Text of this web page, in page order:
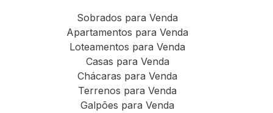
Sobrados para Venda
Apartamentos para Venda
Loteamentos para Venda
Casas para Venda
Chácaras para Venda
Terrenos para Venda
Galpões para Venda